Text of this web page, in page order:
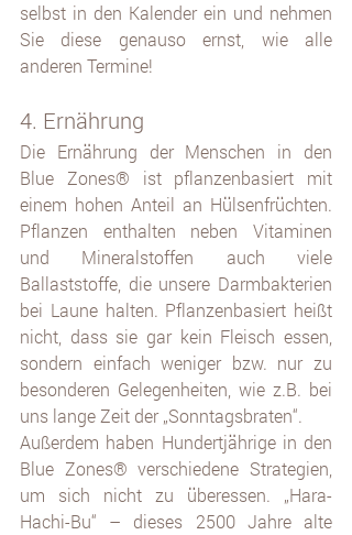
selbst in den Kalender ein und nehmen
Sie diese genauso ernst, wie alle
anderen Termine!
4. Ernährung
Die Ernährung der Menschen in den
Blue Zones® ist pflanzenbasiert mit
einem hohen Anteil an Hülsenfrüchten.
Pflanzen enthalten neben Vitaminen
und Mineralstoffen auch viele
Ballaststoffe, die unsere Darmbakterien
bei Laune halten. Pflanzenbasiert heißt
nicht, dass sie gar kein Fleisch essen,
sondern einfach weniger bzw. nur zu
besonderen Gelegenheiten, wie z.B. bei
uns lange Zeit der „Sonntagsbraten“.
Außerdem haben Hundertjährige in den
Blue Zones® verschiedene Strategien,
um sich nicht zu überessen. „Hara-
Hachi-Bu“ – dieses 2500 Jahre alte